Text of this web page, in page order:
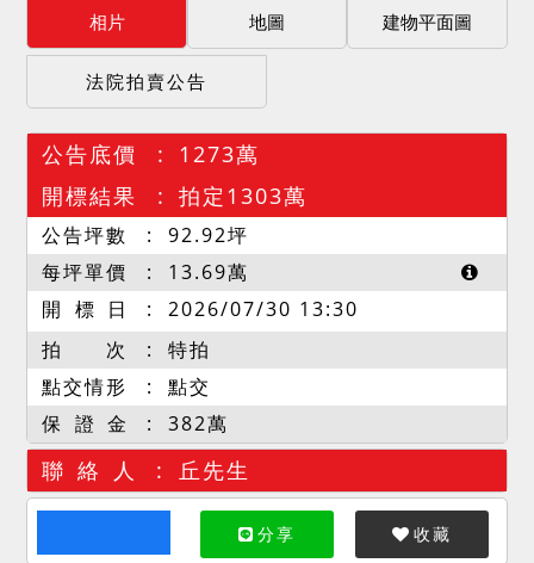
相片 地圖 建物平面圖
法院拍賣公告
公告底價
1273萬
開標結果
拍定1303萬
公告坪數 92.92坪
每坪單價
13.69萬
開 標 日
2026/07/30 13:30
拍 次
特拍
點交情形
點交
保 證 金
382萬
聯 絡 人 丘先生
分享 收藏